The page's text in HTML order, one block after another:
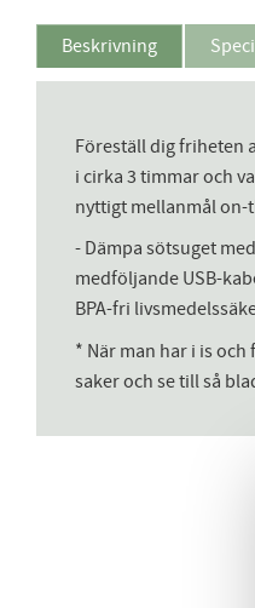
Beskrivning
Föreställ dig friheten
i cirka 3 timmar och
nyttigt mellanmål on-
- Dämpa sötsuget
medföljande USB-
BPA-fri
* När man har i is
saker och se till så